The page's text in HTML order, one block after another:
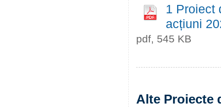
1 Proiect
acțiuni
pdf, 545 KB
Alte Proiecte